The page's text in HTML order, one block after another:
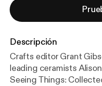
Descripción
Crafts editor Grant
leading ceramists
Seeing Things: